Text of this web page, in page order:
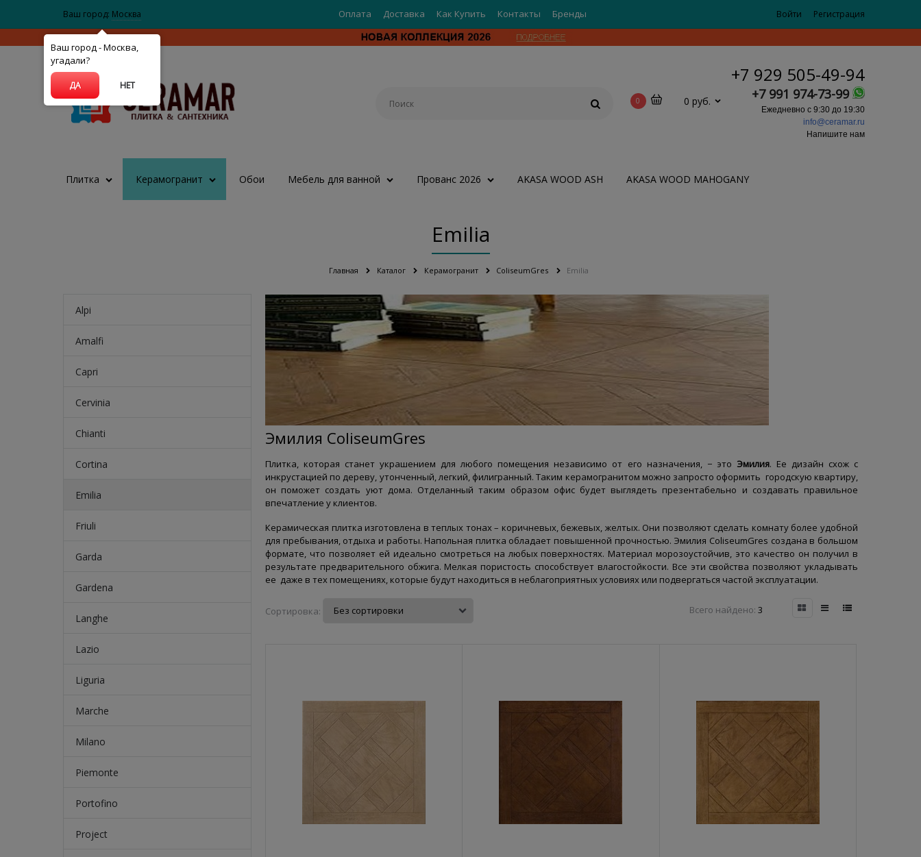
Ваш город: Москва Оплата Доставка Как Купить Контакты Бренды Войти Регистрация
0 0 руб.
+7 929 505-49-94
+7 991 974-73-99
Ежедневно с 9:30 до 19:30
info@ceramar.ru
Напишите нам
Плитка Керамогранит Обои Мебель для ванной Прованс 2026 AKASA WOOD ASH AKASA WOOD MAHOGANY
Emilia
Главная Каталог Керамогранит ColiseumGres Emilia
Alpi
Amalfi
Capri
Cervinia
Chianti
Cortina
Emilia
Friuli
Garda
Gardena
Langhe
Lazio
Liguria
Marche
Milano
Piemonte
Portofino
Project
Эмилия ColiseumGres
Плитка, которая станет украшением для любого помещения независимо от его назначения, − это Эмилия. Ее дизайн схож с
инкрустацией по дереву, утонченный, легкий, филигранный. Таким керамогранитом можно запросто оформить городскую квартиру,
он поможет создать уют дома. Отделанный таким образом офис будет выглядеть презентабельно и создавать правильное
впечатление у клиентов.
Керамическая плитка изготовлена в теплых тонах – коричневых, бежевых, желтых. Они позволяют сделать комнату более удобной
для пребывания, отдыха и работы. Напольная плитка обладает повышенной прочностью. Эмилия ColiseumGres создана в большом
формате, что позволяет ей идеально смотреться на любых поверхностях. Материал морозоустойчив, это качество он получил в
результате предварительного обжига. Мелкая пористость способствует влагостойкости. Все эти свойства позволяют укладывать
ее даже в тех помещениях, которые будут находиться в неблагоприятных условиях или подвергаться частой эксплуатации.
Сортировка: Всего найдено: 3
Ваш город - Москва,
угадали?
ДА НЕТ